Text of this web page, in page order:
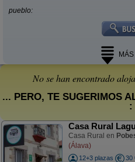
pueblo:
No se han encontrado
... PERO, TE SUGERIMOS
:
Casa Rural
Casa Rural en
(Álava)
12+3 plazas
30